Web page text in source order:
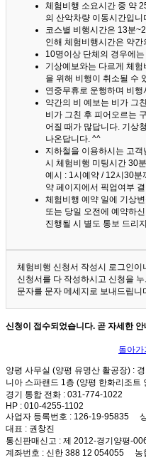
체험비행 소요시간 중 약
의 산악차량 이동시간입니
코스별 비행시간은 13분
인해 체험비행시간은 약
10명이상 단체의 경우에
기상예보와는 다르게 체
을 위해 비행이 취소될 수
연중무휴로 운행하며 비
약간의 비 예보는 비가 그
비가 그친 후 피어오르는
어질 때가 많답니다. 기상
나온답니다. ^^
지하철을 이용하시는 고
시 체험비행 미팅시간 30
예시 : 1시예약 / 12시30분
약 페이지에서 픽업여부
체험비행 예약 일에 기상
또는 당일 오전에 예약하
진행될 시 별도 통보 드리
체험비행 신청서 작성시 로그인
신청서를 다 작성하시고 신청을
문자를 문자 메세지로 보내드립니
신청이 접수되었습니다. 곧 자세한
돌아가
양평 사무실 (양평 유명산 활공장) :
니아 스파랜드 1층 (양평 한화리조트
경기 통합 전화 : 031-774-1022
HP : 010-4255-1102
사업자 등록번호 : 126-19-95835
대표 : 권창진
통신판매신고 : 제 2012-경기양평-
계좌번호 : 신한 388 12 054055 농